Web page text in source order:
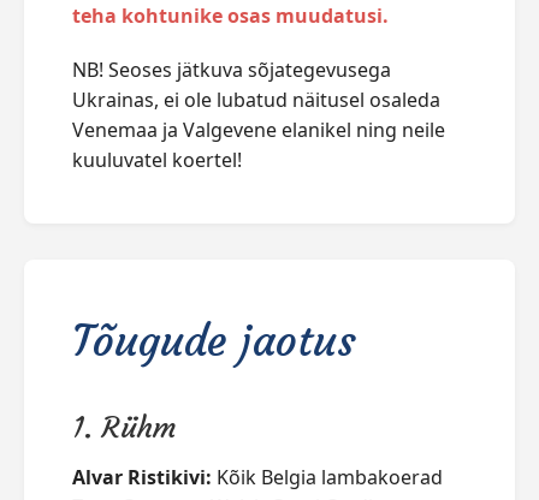
teha kohtunike osas muudatusi.
NB! Seoses jätkuva sõjategevusega
Ukrainas, ei ole lubatud näitusel osaleda
Venemaa ja Valgevene elanikel ning neile
kuuluvatel koertel!
Tõugude jaotus
1. Rühm
Alvar Ristikivi: Kõik Belgia lambakoerad